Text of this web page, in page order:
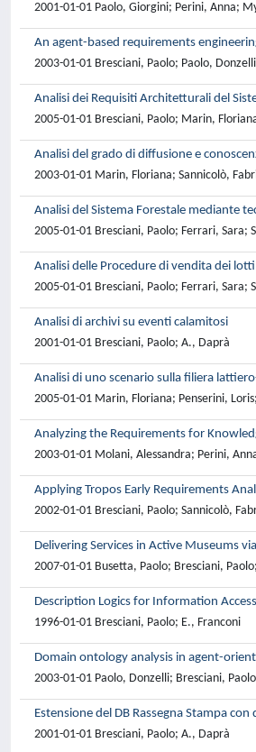
2001-01-01 Paolo, Giorgini; Perini, Anna;
An agent-based requirements
2003-01-01 Bresciani, Paolo; Paolo, Donzelli
Analisi dei Requisiti Architetturali del
2005-01-01 Bresciani, Paolo; Marin,
Analisi del grado di diffusione e
2003-01-01 Marin, Floriana; Sannicolò,
Analisi del Sistema Forestale mediante
2005-01-01 Bresciani, Paolo; Ferrari, Sara;
Analisi delle Procedure di vendita dei
2005-01-01 Bresciani, Paolo; Ferrari, Sara;
Analisi di archivi su eventi calamitosi
2001-01-01 Bresciani, Paolo; A., Daprà
Analisi di uno scenario sulla filiera
2005-01-01 Marin, Floriana; Penserini,
Analyzing the Requirements for
2003-01-01 Molani, Alessandra; Perini,
Applying Tropos Early Requirements
2002-01-01 Bresciani, Paolo; Sannicolò,
Delivering Services in Active Museums
2007-01-01 Busetta, Paolo; Bresciani,
Description Logics for Information Access
1996-01-01 Bresciani, Paolo; E., Franconi
Domain ontology analysis in agent-
2003-01-01 Paolo, Donzelli; Bresciani, Paolo
Estensione del DB Rassegna Stampa
2001-01-01 Bresciani, Paolo; A., Daprà